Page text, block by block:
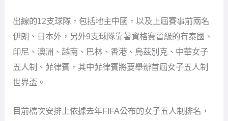
出線的12支球隊，包括地主中國，以及上屆賽事前兩名
伊朗、日本外，另外9支球隊靠著資格賽晉級的有泰國、
印尼、澳洲、越南、巴林、香港、烏茲別克、中華女子
五人制、菲律賓，其中菲律賓將要舉辦首屆女子五人制
世界盃。
目前檔次安排上依據去年FIFA公布的女子五人制排名，